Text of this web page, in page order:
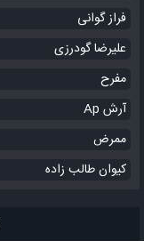
فراز گوانی
علیرضا گودرزی
مفرح
آرش Ap
ممرض
کیوان طالب زاده